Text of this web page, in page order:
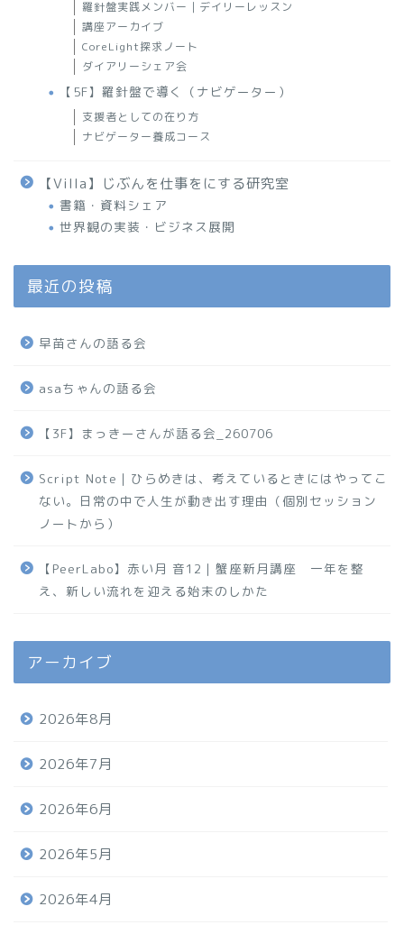
羅針盤実践メンバー｜デイリーレッスン
講座アーカイブ
CoreLight探求ノート
ダイアリーシェア会
【5F】羅針盤で導く（ナビゲーター）
支援者としての在り方
ナビゲーター養成コース
【Villa】じぶんを仕事をにする研究室
書籍・資料シェア
世界観の実装・ビジネス展開
最近の投稿
早苗さんの語る会
asaちゃんの語る会
【3F】まっきーさんが語る会_260706
Script Note｜ひらめきは、考えているときにはやってこ
ない。日常の中で人生が動き出す理由（個別セッション
ノートから）
【PeerLabo】赤い月 音12｜蟹座新月講座 一年を整
え、新しい流れを迎える始末のしかた
アーカイブ
2026年8月
2026年7月
2026年6月
2026年5月
2026年4月